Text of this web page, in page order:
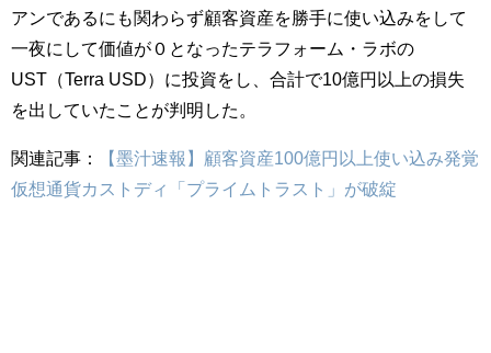
アンであるにも関わらず顧客資産を勝手に使い込みをして
一夜にして価値が０となったテラフォーム・ラボの
UST（Terra USD）に投資をし、合計で10億円以上の損失
を出していたことが判明した。
関連記事：
【墨汁速報】顧客資産100億円以上使い込み発覚
仮想通貨カストディ「プライムトラスト」が破綻